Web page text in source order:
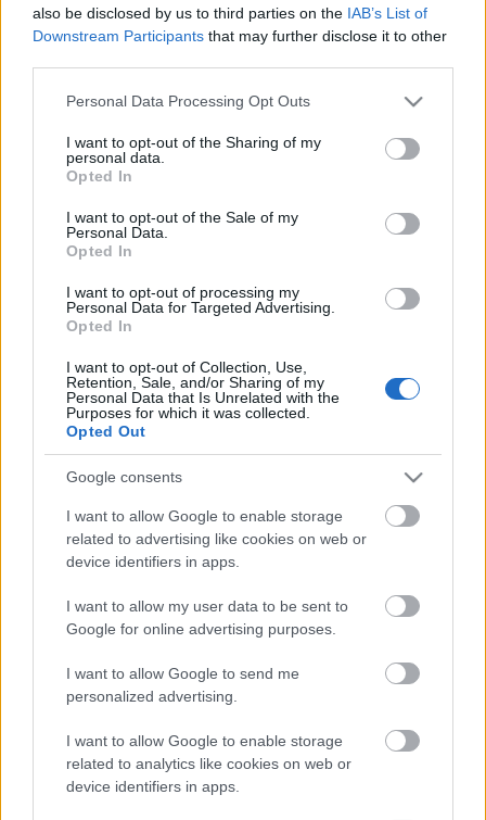
also be disclosed by us to third parties on the IAB’s List of
Downstream Participants that may further disclose it to other
Please note that this website/app uses one or more Google
not limited to your visit or usage behaviour. You may click to
grant or deny consent to Google and its third-party tags to
use your data for below specified purposes in below Google
consent section.
Personal Data Processing Opt Outs
I want to opt-out of the Sharing of my
personal data.
Opted In
I want to opt-out of the Sale of my
Personal Data.
Opted In
I want to opt-out of processing my
Personal Data for Targeted Advertising.
Opted In
I want to opt-out of Collection, Use,
Retention, Sale, and/or Sharing of my
Personal Data that Is Unrelated with the
Purposes for which it was collected.
Opted Out
Google consents
I want to allow Google to enable storage
related to advertising like cookies on web or
device identifiers in apps.
I want to allow my user data to be sent to
Google for online advertising purposes.
I want to allow Google to send me
personalized advertising.
I want to allow Google to enable storage
related to analytics like cookies on web or
device identifiers in apps.
Aktuális
Paks II.: Mit jelent az 5. blokk új
árnyékában?
másodfokúra csökken a riasztás
HIRDETÉS
Megérkezett az eső a Duna
Paks II.: Mit jelent az 5. blokk új
mérföldköve a felülvizsgálat
árnyékában?